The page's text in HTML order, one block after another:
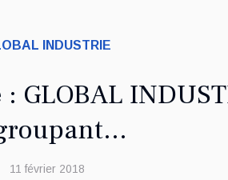
INDUSTRIE
GLOBAL
11 février 2018